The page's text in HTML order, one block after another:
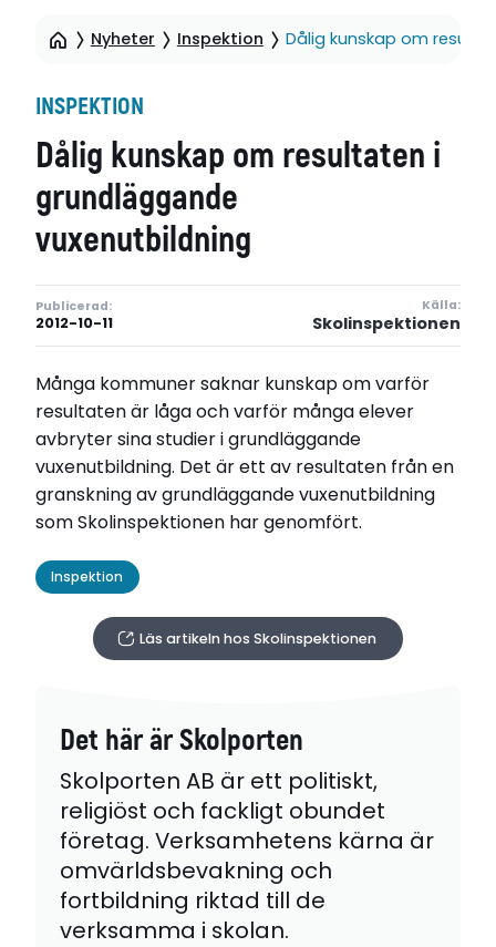
Nyheter Inspektion Dålig kunskap om
INSPEKTION
Dålig kunskap om resultaten i
grundläggande
vuxenutbildning
Publicerad:
2012-10-11
Källa:
Skolinspektionen
Många kommuner saknar kunskap om varför
resultaten är låga och varför många elever
avbryter sina studier i grundläggande
vuxenutbildning. Det är ett av resultaten från en
granskning av grundläggande vuxenutbildning
som Skolinspektionen har genomfört.
Inspektion
Läs artikeln hos Skolinspektionen
Det här är Skolporten
Skolporten AB är ett politiskt,
religiöst och fackligt obundet
företag. Verksamhetens kärna är
omvärldsbevakning och
fortbildning riktad till de
verksamma i skolan.